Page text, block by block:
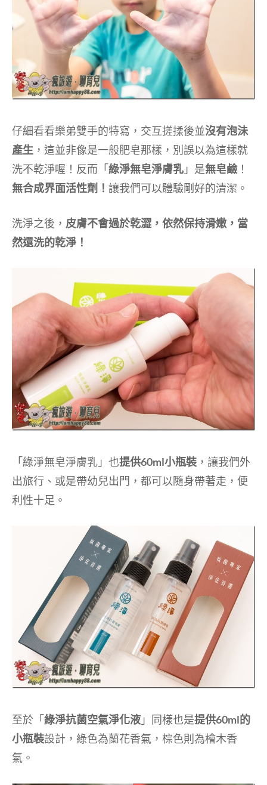
仔細看看樂弟雙手的特寫，交互搓揉後並沒有泡沬
產生 ，這並非像是一般肥皂那樣，別誤以為這樣就
洗不乾淨喔！反而「綠淨無皂淨膚乳 」是無皂鹼！
無合成界面活性劑！ 讓我們可以體驗剛好的清潔。
洗淨之後， 皮膚不會過於乾澀，依然保持滑嫩，當
然還洗的乾淨！
「綠淨無皂淨膚乳」也提供60ml小瓶裝 ，讓我們外
出旅行、或是帶幼兒出門，都可以隨身帶著走，便
利性十足。
至於「綠淨抗菌空氣淨化液 」同樣也是提供60ml的
小瓶裝設計，綠色為蘭花香氣，棕色則為檜木香
氣。